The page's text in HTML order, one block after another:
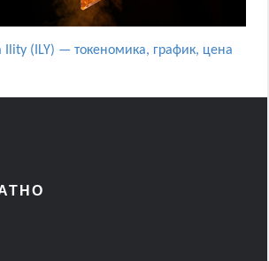
Ility (ILY) — токеномика, график, цена